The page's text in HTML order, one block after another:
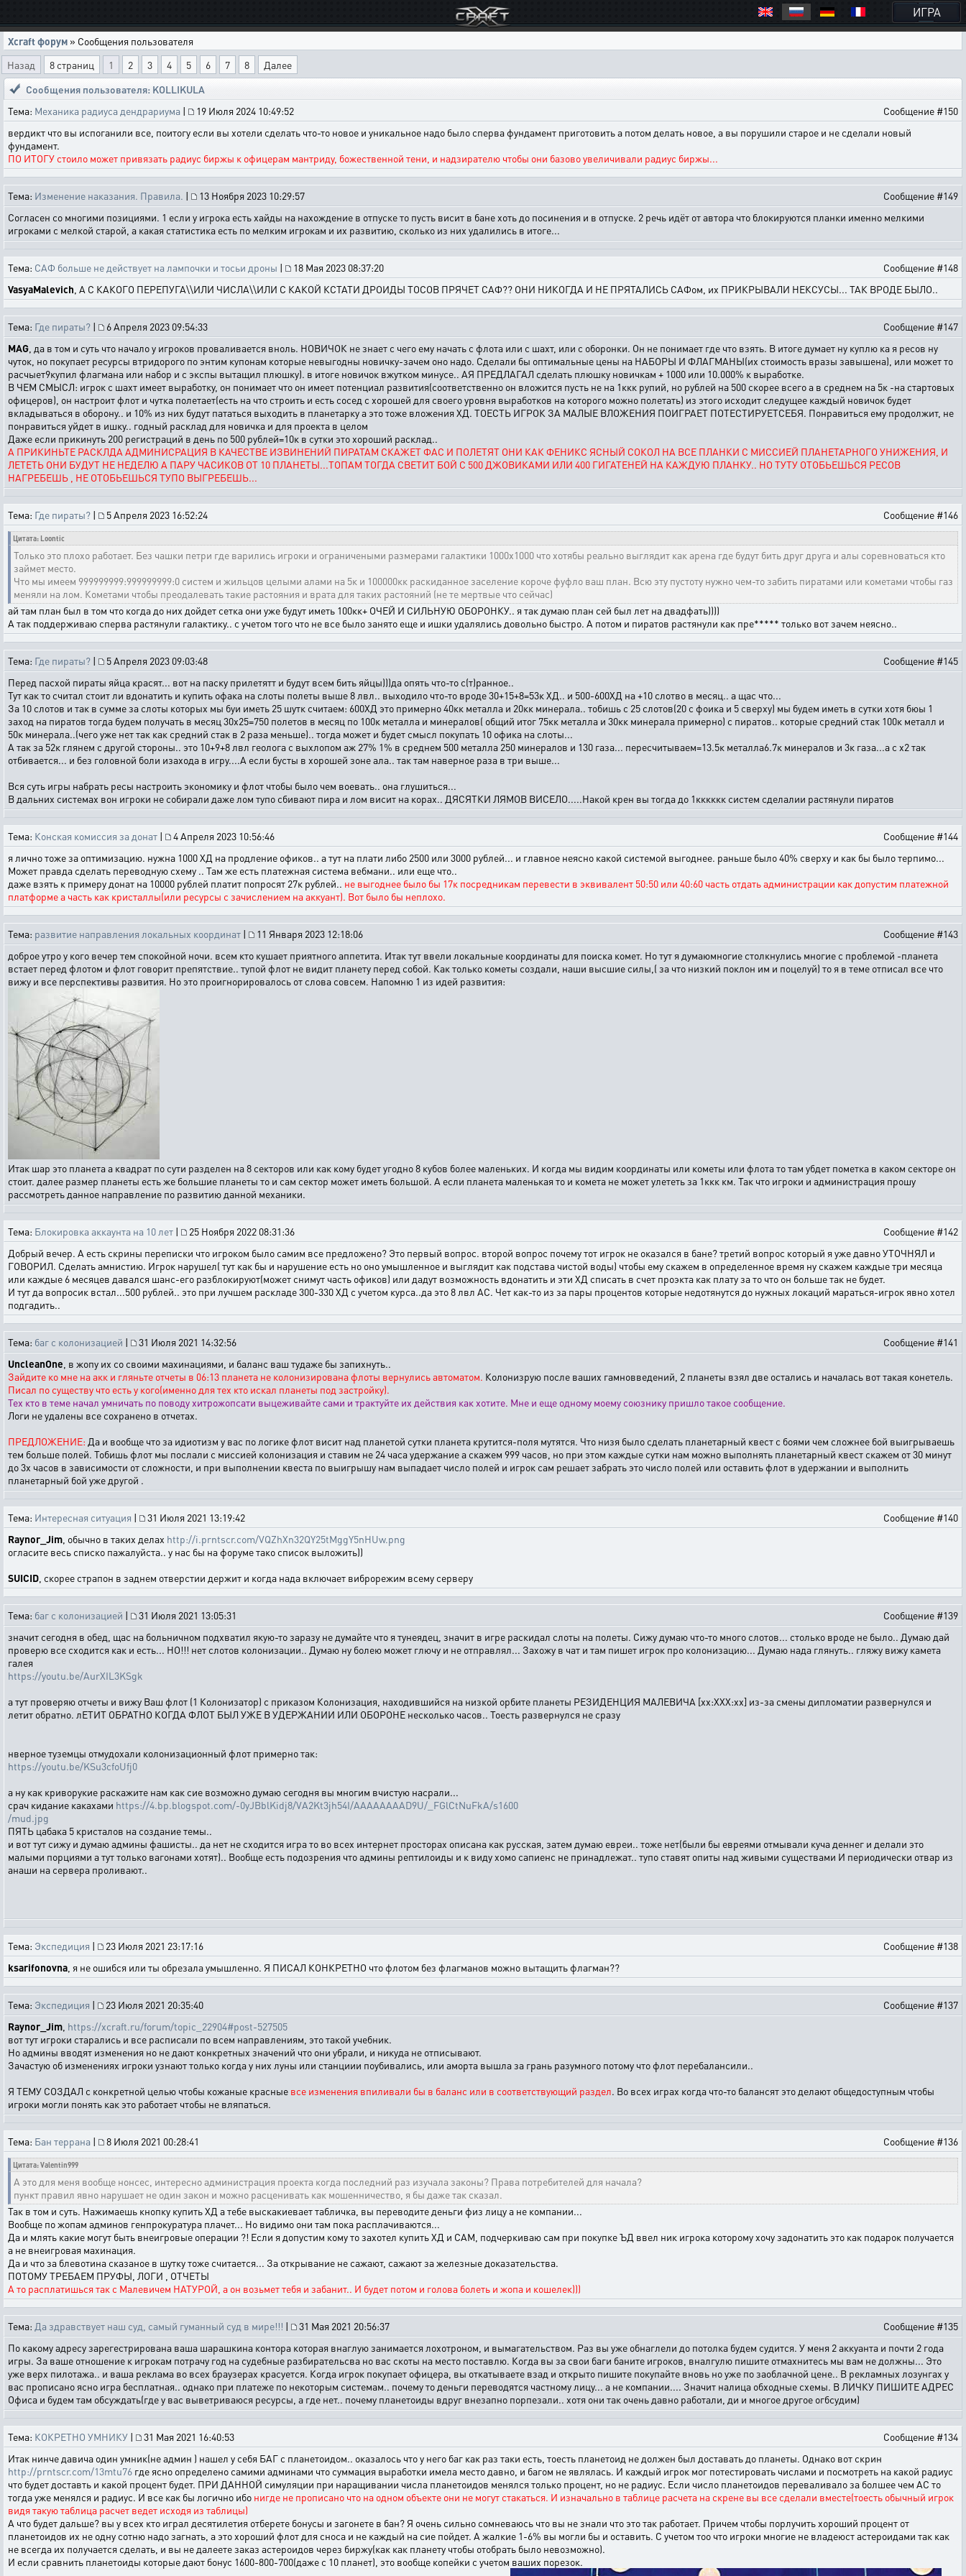
ИГРА
Xcraft форум » Сообщения пользователя
Назад
8 страниц 1 2 3 4 5 6 7 8
Далее
Сообщения пользователя: KOLLIKULA
Тема: Механика радиуса дендрариума | 19 Июля 2024 10:49:52
Сообщение #150
вердикт что вы испоганили все, поитогу если вы хотели сделать что-то новое и уникальное надо было сперва фундамент приготовить а потом делать новое, а вы порушили старое и не сделали новый
фундамент.
ПО ИТОГУ стоило может привязать радиус биржы к офицерам мантриду, божественной тени, и надзирателю чтобы они базово увеличивали радиус биржы...
Тема: Изменение наказания. Правила. | 13 Ноября 2023 10:29:57
Сообщение #149
Согласен со многими позициями. 1 если у игрока есть хайды на нахождение в отпуске то пусть висит в бане хоть до посинения и в отпуске. 2 речь идёт от автора что блокируются планки именно мелкими
игроками с мелкой старой, а какая статистика есть по мелким игрокам и их развитию, сколько из них удалились в итоге...
Тема: САФ больше не действует на лампочки и тосьи дроны | 18 Мая 2023 08:37:20
Сообщение #148
VasyaMalevich , А С КАКОГО ПЕРЕПУГА\\ИЛИ ЧИСЛА\\ИЛИ С КАКОЙ КСТАТИ ДРОИДЫ ТОСОВ ПРЯЧЕТ САФ?? ОНИ НИКОГДА И НЕ ПРЯТАЛИСЬ САФом, их ПРИКРЫВАЛИ НЕКСУСЫ... ТАК ВРОДЕ БЫЛО..
Тема: Где пираты? | 6 Апреля 2023 09:54:33
Сообщение #147
MAG , да в том и суть что начало у игроков проваливается вноль. НОВИЧОК не знает с чего ему начать с флота или с шахт, или с оборонки. Он не понимает где что взять. В итоге думает ну куплю ка я ресов ну
чуток, но покупает ресурсы втридорого по энтим купонам которые невыгодны новичку-зачем оно надо. Сделали бы оптимальные цены на НАБОРЫ И ФЛАГМАНЫ(их стоимость вразы завышена), или может то
расчыет9купил флагмана или набор и с экспы вытащил плюшку). в итоге новичок вжутком минусе.. АЯ ПРЕДЛАГАЛ сделать плюшку новичкам + 1000 или 10.000% к выработке.
В ЧЕМ СМЫСЛ: игрок с шахт имеет выработку, он понимает что он имеет потенциал развития(соответственно он вложится пусть не на 1ккк рупий, но рублей на 500 скорее всего а в среднем на 5к -на стартовых
офицеров), он настроит флот и чутка полетает(есть на что строить и есть сосед с хорошей для своего уровня выработков на которого можно полетать) из этого исходит следущее каждый новичок будет
вкладываться в оборону.. и 10% из них будут пататься выходить в планетарку а это тоже вложения ХД. ТОЕСТЬ ИГРОК ЗА МАЛЫЕ ВЛОЖЕНИЯ ПОИГРАЕТ ПОТЕСТИРУЕТСЕБЯ. Понравиться ему продолжит, не
понравиться уйдет в ишку.. годный расклад для новичка и для проекта в целом
Даже если прикинуть 200 регистраций в день по 500 рублей=10к в сутки это хороший расклад..
А ПРИКИНЬТЕ РАСКЛДА АДМИНИСРАЦИЯ В КАЧЕСТВЕ ИЗВИНЕНИЙ ПИРАТАМ СКАЖЕТ ФАС И ПОЛЕТЯТ ОНИ КАК ФЕНИКС ЯСНЫЙ СОКОЛ НА ВСЕ ПЛАНКИ С МИССИЕЙ ПЛАНЕТАРНОГО УНИЖЕНИЯ, И
ЛЕТЕТЬ ОНИ БУДУТ НЕ НЕДЕЛЮ А ПАРУ ЧАСИКОВ ОТ 10 ПЛАНЕТЫ...ТОПАМ ТОГДА СВЕТИТ БОЙ С 500 ДЖОВИКАМИ ИЛИ 400 ГИГАТЕНЕЙ НА КАЖДУЮ ПЛАНКУ.. НО ТУТУ ОТОБЬЕШЬСЯ РЕСОВ
НАГРЕБЕШЬ , НЕ ОТОБЬЕШЬСЯ ТУПО ВЫГРЕБЕШЬ...
Тема: Где пираты? | 5 Апреля 2023 16:52:24 Сообщение #146
Цитата: Loontic
Только это плохо работает. Без чашки петри где варились игроки и ограничеными размерами галактики 1000х1000 что хотябы реально выглядит как арена где будут бить друг друга и алы соревноваться кто
займет место.
Что мы имеем 999999999:999999999:0 систем и жильцов целыми алами на 5к и 100000кк раскиданное заселение короче фуфло ваш план. Всю эту пустоту нужно чем-то забить пиратами или кометами чтобы газ
меняли на лом. Кометами чтобы преодалевать такие растояния и врата для таких растояний (не те мертвые что сейчас)
ай там план был в том что когда до них дойдет сетка они уже будут иметь 100кк+ ОЧЕЙ И СИЛЬНУЮ ОБОРОНКУ.. я так думаю план сей был лет на двадфать))))
А так поддерживаю сперва растянули галактику.. с учетом того что не все было занято еще и ишки удалялись довольно быстро. А потом и пиратов растянули как пре***** только вот зачем неясно..
Тема: Где пираты? | 5 Апреля 2023 09:03:48
Сообщение #145
Перед пасхой пираты яйца красят... вот на паску прилетятт и будут всем бить яйцы)))да опять что-то с(т)ранное..
Тут как то считал стоит ли вдонатить и купить офака на слоты полеты выше 8 лвл.. выходило что-то вроде 30+15+8=53к ХД.. и 500-600ХД на +10 слотво в месяц.. а щас что...
За 10 слотов и так в сумме за слоты которых мы буи иметь 25 шутк считаем: 600ХД это примерно 40кк металла и 20кк минерала.. тобишь с 25 слотов(20 с фоика и 5 сверху) мы будем иметь в сутки хотя бюы 1
заход на пиратов тогда будем получать в месяц 30х25=750 полетов в месяц по 100к металла и минералов( общий итог 75кк металла и 30кк минерала примерно) с пиратов.. которые средний стак 100к металл и
50к минерала..(чего уже нет так как средний стак в 2 раза меньше).. тогда может и будет смысл покупать 10 офика на слоты...
А так за 52к глянем с другой стороны.. это 10+9+8 лвл геолога с выхлопом аж 27% 1% в среднем 500 металла 250 минералов и 130 газа... пересчитываем=13.5к металла6.7к минералов и 3к газа...а с х2 так
отбивается... и без головной боли изахода в игру....А если бусты в хорошей зоне ала.. так там наверное раза в три выше...
Вся суть игры набрать ресы настроить экономику и флот чтобы было чем воевать.. она глушиться...
В дальних системах вон игроки не собирали даже лом тупо сбивают пира и лом висит на корах.. ДЯСЯТКИ ЛЯМОВ ВИСЕЛО.....Накой крен вы тогда до 1кккккк систем сделалии растянули пиратов
Тема: Конская комиссия за донат | 4 Апреля 2023 10:56:46
Сообщение #144
я лично тоже за оптимизацию. нужна 1000 ХД на продление офиков.. а тут на плати либо 2500 или 3000 рублей... и главное неясно какой системой выгоднее. раньше было 40% сверху и как бы было терпимо...
Может правда сделать переводную схему .. Там же есть платежная система вебмани.. или еще что..
даже взять к примеру донат на 10000 рублей платит попросят 27к рублей.. не выгоднее было бы 17к посредникам перевести в эквивалент 50:50 или 40:60 часть отдать администрации как допустим платежной
платформе а часть как кристаллы(или ресурсы с зачислением на аккуант). Вот было бы неплохо.
Тема: развитие направления локальных координат | 11 Января 2023 12:18:06
Сообщение #143
доброе утро у кого вечер тем спокойной ночи. всем кто кушает приятного аппетита. Итак тут ввели локальные координаты для поиска комет. Но тут я думаюмногие столкнулись многие с проблемой -планета
встает перед флотом и флот говорит препятствие.. тупой флот не видит планету перед собой. Как только кометы создали, наши высшие силы,( за что низкий поклон им и поцелуй) то я в теме отписал все что
вижу и все перспективы развития. Но это проигнорировалось от слова совсем. Напомню 1 из идей развития:
Итак шар это планета а квадрат по сути разделен на 8 секторов или как кому будет угодно 8 кубов более маленьких. И когда мы видим координаты или кометы или флота то там убдет пометка в каком секторе он
стоит. далее размер планеты есть же большие планеты то и сам сектор может иметь большой. А если планета маленькая то и комета не может улететь за 1ккк км. Так что игроки и администрация прошу
рассмотреть данное направление по развитию данной механики.
Тема: Блокировка аккаунта на 10 лет | 25 Ноября 2022 08:31:36
Сообщение #142
Добрый вечер. А есть скрины переписки что игроком было самим все предложено? Это первый вопрос. второй вопрос почему тот игрок не оказался в бане? третий вопрос который я уже давно УТОЧНЯЛ и
ГОВОРИЛ. Сделать амнистию. Игрок нарушел( тут как бы и нарушение есть но оно умышленное и выглядит как подстава чистой воды) чтобы ему скажем в определенное время ну скажем каждые три месяца
или каждые 6 месяцев давался шанс-его разблокируют(может снимут часть офиков) или дадут возможность вдонатить и эти ХД списать в счет проэкта как плату за то что он больше так не будет.
И тут да вопросик встал...500 рублей.. это при лучшем раскладе 300-330 ХД с учетом курса..да это 8 лвл АС. Чет как-то из за пары процентов которые недотянутся до нужных локаций мараться-игрок явно хотел
подгадить..
Тема: баг с колонизацией | 31 Июля 2021 14:32:56
Сообщение #141
UncleanOne , в жопу их со своими махинациями, и баланс ваш тудаже бы запихнуть..
Зайдите ко мне на акк и гляньте отчеты в 06:13 планета не колонизирована флоты вернулись автоматом. Колонизрую после ваших гамновведений, 2 планеты взял две остались и началась вот такая конетель.
Писал по существу что есть у кого(именно для тех кто искал планеты под застройку).
Тех кто в теме начал умничать по поводу хитрожопсати выцеживайте сами и трактуйте их действия как хотите. Мне и еще одному моему союзнику пришло такое сообщение.
Логи не удалены все сохранено в отчетах.
ПРЕДЛОЖЕНИЕ: Да и вообще что за идиотизм у вас по логике флот висит над планетой сутки планета крутится-поля мутятся. Что низя было сделать планетарный квест с боями чем сложнее бой выигрываешь
тем больше полей. Тобишь флот мы послали с миссией колонизация и ставим не 24 часа удержание а скажем 999 часов, но при этом каждые сутки нам можно выполнять планетарный квест скажем от 30 минут
до 3х часов в зависимости от сложности, и при выполнении квеста по выигрышу нам выпадает число полей и игрок сам решает забрать это число полей или оставить флот в удержании и выполнить
планетарный бой уже другой .
Тема: Интересная ситуация | 31 Июля 2021 13:19:42
Сообщение #140
Raynor_Jim , обычно в таких делах http://i.prntscr.com/VQZhXn32QY25tMggY5nHUw.png
огласите весь списко пажалуйста.. у нас бы на форуме тако список выложить))
SUICID , скорее страпон в заднем отверстии держит и когда нада включает виброрежим всему серверу
Тема: баг с колонизацией | 31 Июля 2021 13:05:31
Сообщение #139
значит сегодня в обед, щас на больничном подхватил якую-то заразу не думайте что я тунеядец, значит в игре раскидал слоты на полеты. Сижу думаю что-то много слотов... столько вроде не было.. Думаю дай
проверю все сходится как и есть... НО!!! нет слотов колонизации.. Думаю ну болею может глючу и не отправлял... Захожу в чат и там пишет игрок про колонизацию... Думаю нада глянуть.. гляжу вижу камета
галея
https://youtu.be/AurXIL3KSgk
а тут проверяю отчеты и вижу Ваш флот (1 Колонизатор) с приказом Колонизация, находившийся на низкой орбите планеты РЕЗИДЕНЦИЯ МАЛЕВИЧА [хх:ХХХ:хх] из-за смены дипломатии развернулся и
летит обратно. лЕТИТ ОБРАТНО КОГДА ФЛОТ БЫЛ УЖЕ В УДЕРЖАНИИ ИЛИ ОБОРОНЕ несколько часов.. Тоесть развернулся не сразу
нверное туземцы отмудохали колонизационный флот примерно так:
https://youtu.be/KSu3cfoUfj0
а ну как криворукие раскажите нам как сие возможно думаю сегодня вы многим вчистую насрали...
срач кидание какахами https://4.bp.blogspot.com/-0yJBblKidj8/VA2Kt3jh54I/AAAAAAAAD9U/_FGlCtNuFkA/s1600
/mud.jpg
ПЯТЬ цабака 5 кристалов на создание темы..
и вот тут сижу и думаю админы фашисты.. да нет не сходится игра то во всех интернет просторах описана как русская, затем думаю евреи.. тоже нет(были бы евреями отмывали куча деннег и делали это
малыми порциями а тут только вагонами хотят).. Вообще есть подозрения что админы рептилоиды и к виду хомо сапиенс не принадлежат.. тупо ставят опиты над живыми существами И периодически отвар из
анаши на сервера проливают..
Тема: Экспедиция | 23 Июля 2021 23:17:16
Сообщение #138
ksarifonovna , я не ошибся или ты обрезала умышленно. Я ПИСАЛ КОНКРЕТНО что флотом без флагманов можно вытащить флагман??
Тема: Экспедиция | 23 Июля 2021 20:35:40
Сообщение #137
Raynor_Jim https://xcraft.ru/forum/topic_22904#post-527505
вот тут игроки старались и все расписали по всем направлениям, это такой учебник.
Но админы вводят изменения но не дают конкретных значений что они убрали, и никуда не отписывают.
Зачастую об изменениях игроки узнают только когда у них луны или станциии поубивались, или аморта вышла за грань разумного потому что флот перебалансили..
Я ТЕМУ СОЗДАЛ с конкретной целью чтобы кожаные красные все изменения впиливали бы в баланс или в соответствующий раздел. Во всех играх когда что-то балансят это делают общедоступным чтобы
игроки могли понять как это работает чтобы не вляпаться.
Тема: Бан террана | 8 Июля 2021 00:28:41 Сообщение #136
Цитата: Valentin999
А это для меня вообще нонсес, интересно администрация проекта когда последний раз изучала законы? Права потребителей для начала?
пункт правил явно нарушает не один закон и можно расценивать как мошенничество, я бы даже так сказал.
Так в том и суть. Нажимаешь кнопку купить ХД а тебе выскакиевает табличка, вы переводите деньги физ лицу а не компании...
Вообще по жопам админов генпрокуратура плачет... Но видимо они там пока расплачиваются...
Да и млять какие могут быть внеигровые операции ?! Если я допустим кому то захотел купить ХД и САМ, подчеркиваю сам при покупке ЪД ввел ник игрока которому хочу задонатить это как подарок получается
а не внеигровая махинация.
Да и что за блевотина сказаное в шутку тоже считается... За открывание не сажают, сажают за железные доказательства.
ПОТОМУ ТРЕБАЕМ ПРУФЫ, ЛОГИ , ОТЧЕТЫ
А то расплатишься так с Малевичем НАТУРОЙ, а он возьмет тебя и забанит.. И будет потом и голова болеть и жопа и кошелек)))
Тема: Да здравствует наш суд, самый гуманный суд в мире!!! | 31 Мая 2021 20:56:37
Сообщение #135
По какому адресу зарегестрирована ваша шарашкина контора которая внаглую занимается лохотроном, и вымагательством. Раз вы уже обнаглели до потолка будем судится. У меня 2 аккуанта и почти 2 года
игры. За ваше отношение к игрокам потрачу год на судебные разбирательсва но вас скоты на место поставлю. Когда вы за свои баги баните игроков, вналгулю пишите отмахнитесь мы вам не должны... Это
уже верх пилотажа.. и ваша реклама во всех браузерах красуется. Когда игрок покупает офицера, вы откатываете взад и открыто пишите покупайте вновь но уже по заоблачной цене.. В рекламных лозунгах у
вас прописано ясно игра бесплатная.. однако при платеже по некоторым системам.. почему то деньги переводятся частному лицу... а не компании.... Значит налица обходные схемы. В ЛИЧКУ ПИШИТЕ АДРЕС
Офиса и будем там обсуждать(где у вас выветриваюся ресурсы, а где нет.. почему планетоиды вдруг внезапно порпезали.. хотя они так очень давно работали, ди и многое другое огбсудим)
Тема: КОКРЕТНО УМНИКУ | 31 Мая 2021 16:40:53
Сообщение #134
Итак нинче давича один умник(не админ ) нашел у себя БАГ с планетоидом.. оказалось что у него баг как раз таки есть, тоесть планетоид не должен был доставать до планеты. Однако вот скрин
http://prntscr.com/13mtu76 где ясно определено самими админами что суммация выработки имела место давно, и багом не являлась. И каждый игрок мог потестировать числами и посмотреть на какой радиус
что будет доставть и какой процент будет. ПРИ ДАННОЙ симуляции при наращивании числа планетоидов менялся только процент, но не радиус. Если число планетоидов переваливало за болшее чем АС то
тогда уже менялся и радиус. И все как бы логично ибо нигде не прописано что на одном объекте они не могут стакаться. И изначально в таблице расчета на скрене вы все сделали вместе(тоесть обычный игрок
видя такую таблица расчет ведет исходя из таблицы)
А что будет дальше? вы у всех кто играл десятилетия отберете бонусы и загонете в бан? Я очень сильно сомневаюсь что вы не знали что это так работает. Причем чтобы порлучить хороший процент от
планетоидов их не одну сотню надо загнать, а это хороший флот для сноса и не каждый на сие пойдет. А жалкие 1-6% вы могли бы и оставить. С учетом тоо что игроки многие не владеюст астероидами так как
не всегда их получается сделать, и вы не далеете заказ астероидов через биржу(как как планету чтобы отобрать было невозможно).
И если сравнить планетоиды которые дают бонус 1600-800-700(даже с 10 планет), это вообще копейки с учетом ваших порезок.